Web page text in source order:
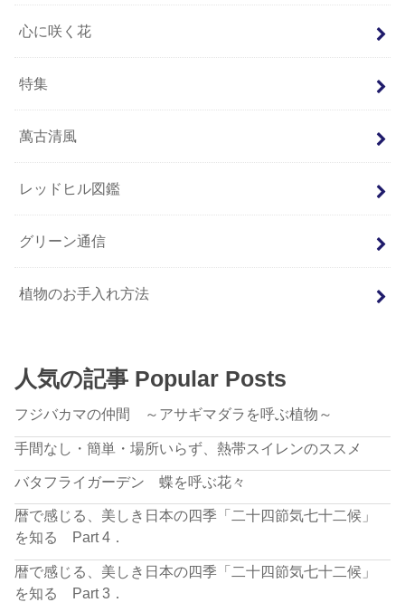
心に咲く花
特集
萬古清風
レッドヒル図鑑
グリーン通信
植物のお手入れ方法
人気の記事 Popular Posts
フジバカマの仲間 ～アサギマダラを呼ぶ植物～
手間なし・簡単・場所いらず、熱帯スイレンのススメ
バタフライガーデン 蝶を呼ぶ花々
暦で感じる、美しき日本の四季「二十四節気七十二候」
を知る Part 4．
暦で感じる、美しき日本の四季「二十四節気七十二候」
を知る Part 3．